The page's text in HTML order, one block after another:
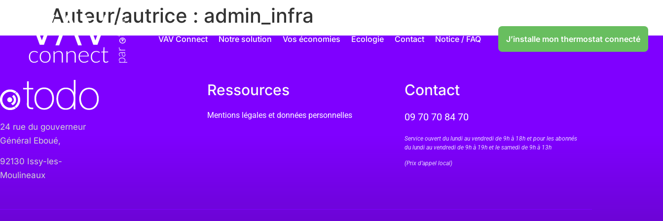
VAV Connect Notre solution Vos économies Écologie Contact Notice / FAQ J’installe mon thermostat connecté
Auteur/autrice : admin_infra
24 rue du gouverneur
Général Eboué,
92130 Issy-les-
Moulineaux
Ressources
Mentions légales et données personnelles
Contact
09 70 70 84 70
Service ouvert du lundi au vendredi de 9h à 18h et pour les abonnés
du lundi au vendredi de 9h à 19h et le samedi de 9h à 13h
(Prix d’appel local)